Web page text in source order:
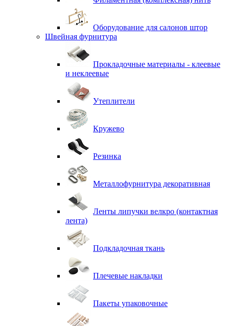
Оборудование для салонов штор
Швейная фурнитура
Прокладочные материалы - клеевые
и неклеевые
Утеплители
Кружево
Резинка
Металлофурнитура декоративная
Ленты липучки велкро (контактная
лента)
Подкладочная ткань
Плечевые накладки
Пакеты упаковочные